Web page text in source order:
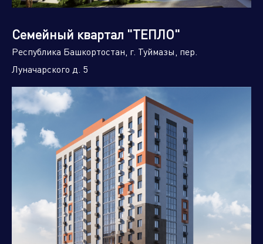
Семейный квартал "ТЕПЛО"
Республика Башкортостан, г. Туймазы, пер.
Луначарского д. 5